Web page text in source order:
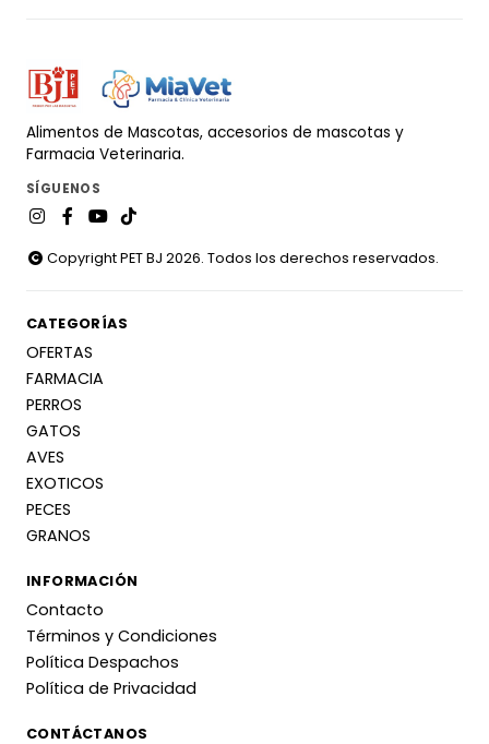
Alimentos de Mascotas, accesorios de mascotas y
Farmacia Veterinaria.
SÍGUENOS
Copyright PET BJ 2026. Todos los derechos reservados.
CATEGORÍAS
OFERTAS
FARMACIA
PERROS
GATOS
AVES
EXOTICOS
PECES
GRANOS
INFORMACIÓN
Contacto
Términos y Condiciones
Política Despachos
Política de Privacidad
CONTÁCTANOS